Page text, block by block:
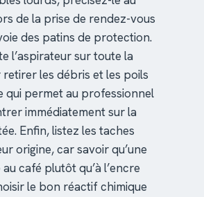
de la prise de rendez-vous
des patins de protection.
l’aspirateur sur toute la
les débris et les poils
qui permet au professionnel
immédiatement sur la
Enfin, listez les taches
origine, car savoir qu’une
café plutôt qu’à l’encre
le bon réactif chimique